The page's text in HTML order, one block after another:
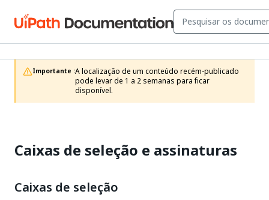
Importante :A localização de um conteúdo recém-publicado
pode levar de 1 a 2 semanas para ficar
disponível.
Caixas de seleção e assinaturas
Caixas de seleção